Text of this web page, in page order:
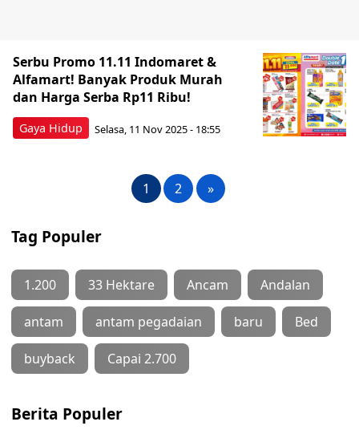
Gaya Hidup
Serbu Promo 11.11 Indomaret &
Alfamart! Banyak Produk Murah
dan Harga Serba Rp11 Ribu!
Selasa, 11 Nov 2025 - 18:55
1 2 »
Tag Populer
1.200 33 Hektare Ancam Andalan
antam antam pegadaian baru Bed
buyback Capai 2.700
Berita Populer